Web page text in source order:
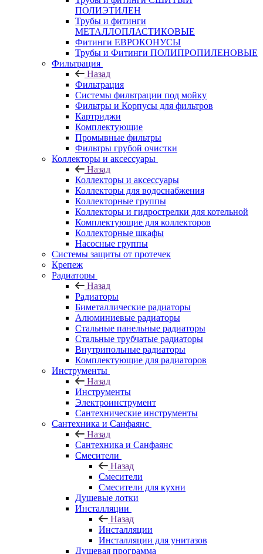
ПОЛИЭТИЛЕН
Трубы и фитинги
МЕТАЛЛОПЛАСТИКОВЫЕ
Фитинги ЕВРОКОНУСЫ
Трубы и Фитинги ПОЛИПРОПИЛЕНОВЫЕ
Фильтрация
Назад
Фильтрация
Системы фильтрации под мойку
Фильтры и Корпусы для фильтров
Картриджи
Комплектующие
Промывные фильтры
Фильтры грубой очистки
Коллекторы и аксессуары
Назад
Коллекторы и аксессуары
Коллекторы для водоснабжения
Коллекторные группы
Коллекторы и гидрострелки для котельной
Комплектующие для коллекторов
Коллекторные шкафы
Насосные группы
Системы защиты от протечек
Крепеж
Радиаторы
Назад
Радиаторы
Биметаллические радиаторы
Алюминиевые радиаторы
Стальные панельные радиаторы
Стальные трубчатые радиаторы
Внутрипольные радиаторы
Комплектующие для радиаторов
Инструменты
Назад
Инструменты
Электроинструмент
Сантехнические инструменты
Сантехника и Санфаянс
Назад
Сантехника и Санфаянс
Смесители
Назад
Смесители
Смесители для кухни
Душевые лотки
Инсталляции
Назад
Инсталляции
Инсталляции для унитазов
Душевая программа